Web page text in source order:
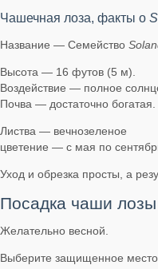
Чашечная лоза, факты о
Название — Семейство
Высота — 16 футов (5 м).
Воздействие — полное
Почва — достаточно богатая.
Листва — вечнозеленое
цветение — с мая по
Уход и обрезка просты, а
Посадка чаши лозы
Желательно весной.
Выберите защищенное